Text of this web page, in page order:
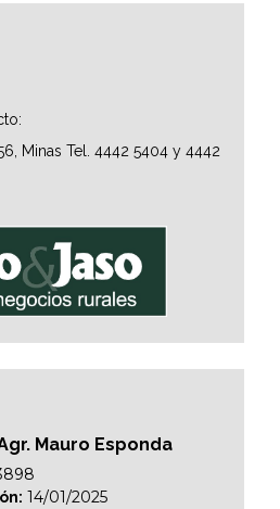
Minas Tel. 4442 5404 y 4442
Mauro Esponda
14/01/2025